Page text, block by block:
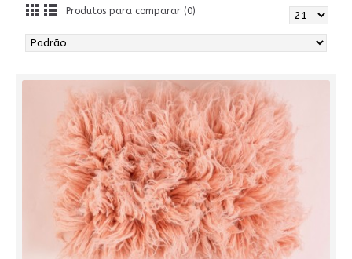
Produtos para comparar (0)